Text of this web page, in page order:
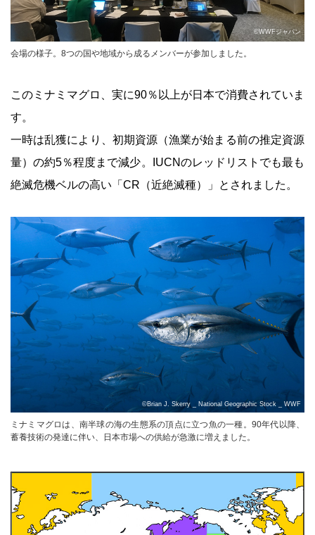
©WWFジャパン
会場の様子。8つの国や地域から成るメンバーが参加しました。
このミナミマグロ、実に90％以上が日本で消費されていま
す。
一時は乱獲により、初期資源（漁業が始まる前の推定資源
量）の約5％程度まで減少。IUCNのレッドリストでも最も
絶滅危機ベルの高い「CR（近絶滅種）」とされました。
©Brian J. Skerry _ National Geographic Stock _ WWF
ミナミマグロは、南半球の海の生態系の頂点に立つ魚の一種。90年代以降、
蓄養技術の発達に伴い、日本市場への供給が急激に増えました。